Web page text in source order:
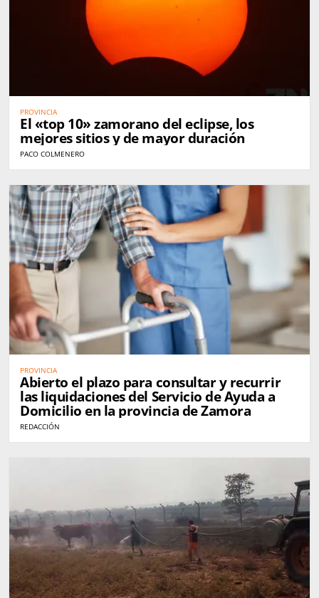
PROVINCIA
El «top 10» zamorano del eclipse, los
mejores sitios y de mayor duración
PACO COLMENERO
PROVINCIA
Abierto el plazo para consultar y recurrir
las liquidaciones del Servicio de Ayuda a
Domicilio en la provincia de Zamora
REDACCIÓN